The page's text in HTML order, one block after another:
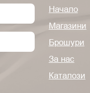
Начало
Магазини
Брошури
За нас
Каталози